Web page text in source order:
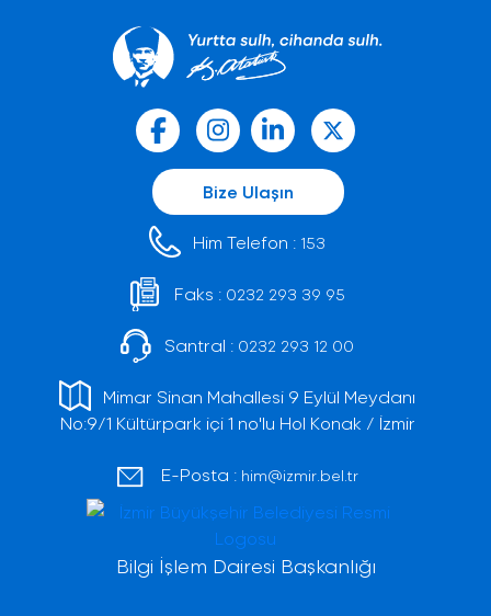
Bize Ulaşın
Him Telefon : 153
Faks : 0232 293 39 95
Santral : 0232 293 12 00
Mimar Sinan Mahallesi 9 Eylül Meydanı
No:9/1 Kültürpark içi 1 no'lu Hol Konak / İzmir
E-Posta : him@izmir.bel.tr
Bilgi İşlem Dairesi Başkanlığı